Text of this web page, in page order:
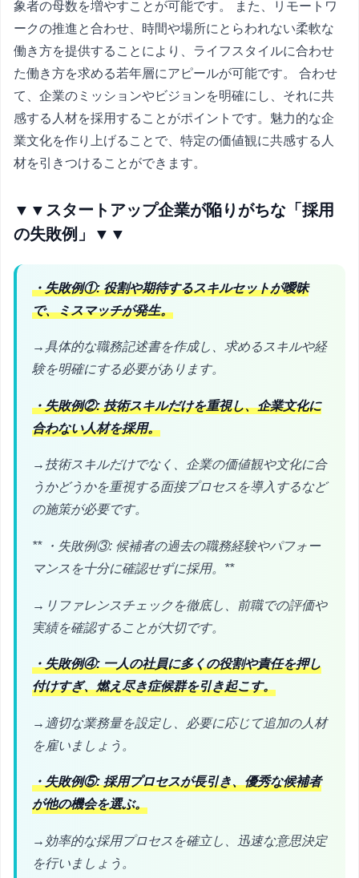
象者の母数を増やすことが可能です。 また、リモートワ
ークの推進と合わせ、時間や場所にとらわれない柔軟な
働き方を提供することにより、ライフスタイルに合わせ
た働き方を求める若年層にアピールが可能です。 合わせ
て、企業のミッションやビジョンを明確にし、それに共
感する人材を採用することがポイントです。魅力的な企
業文化を作り上げることで、特定の価値観に共感する人
材を引きつけることができます。
▼▼スタートアップ企業が陥りがちな「採用
の失敗例」▼▼
・失敗例①: 役割や期待するスキルセットが曖昧
で、ミスマッチが発生。
→具体的な職務記述書を作成し、求めるスキルや経
験を明確にする必要があります。
・失敗例②: 技術スキルだけを重視し、企業文化に
合わない人材を採用。
→技術スキルだけでなく、企業の価値観や文化に合
うかどうかを重視する面接プロセスを導入するなど
の施策が必要です。
** ・失敗例③: 候補者の過去の職務経験やパフォー
マンスを十分に確認せずに採用。**
→リファレンスチェックを徹底し、前職での評価や
実績を確認することが大切です。
・失敗例④: 一人の社員に多くの役割や責任を押し
付けすぎ、燃え尽き症候群を引き起こす。
→適切な業務量を設定し、必要に応じて追加の人材
を雇いましょう。
・失敗例⑤: 採用プロセスが長引き、優秀な候補者
が他の機会を選ぶ。
→効率的な採用プロセスを確立し、迅速な意思決定
を行いましょう。